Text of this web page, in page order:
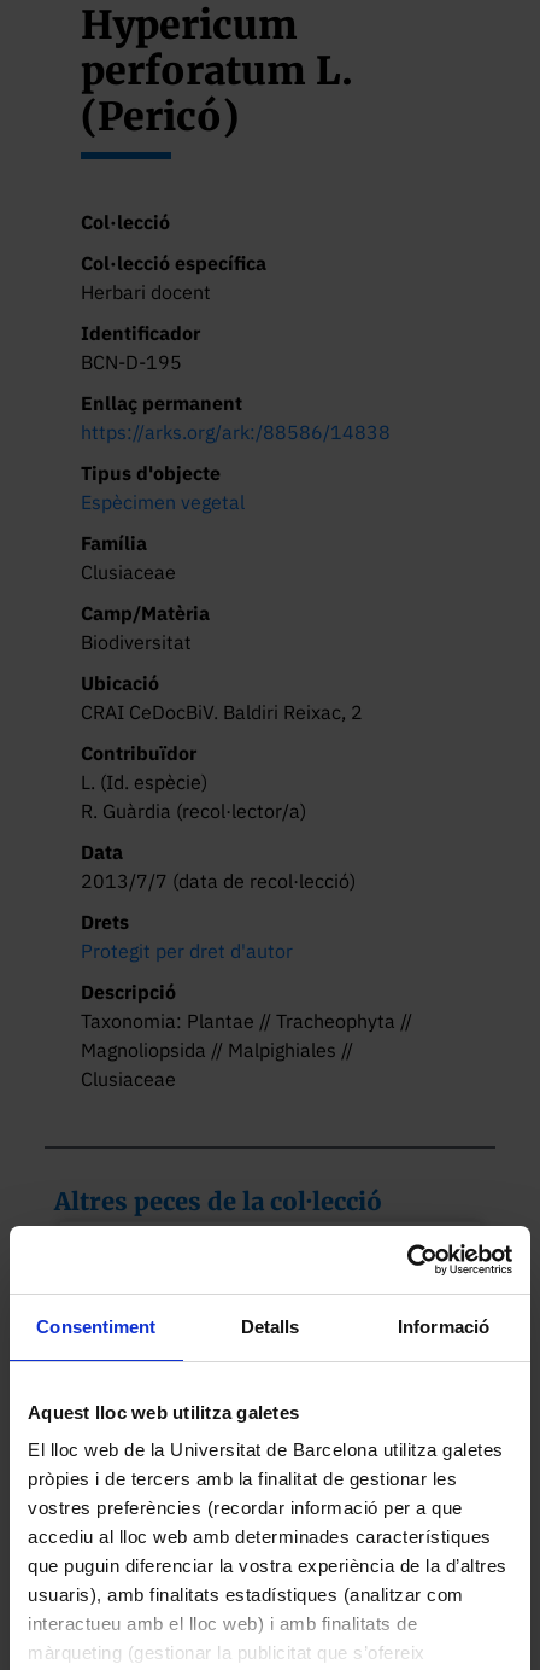
Consentiment Detalls Informació
Aquest lloc web utilitza galetes
El lloc web de la Universitat de Barcelona utilitza galetes
pròpies i de tercers amb la finalitat de gestionar les
vostres preferències (recordar informació per a que
accediu al lloc web amb determinades característiques
que puguin diferenciar la vostra experiència de la d’altres
usuaris), amb finalitats estadístiques (analitzar com
interactueu amb el lloc web) i amb finalitats de
màrqueting (gestionar la publicitat que s’ofereix
Hypericum
perforatum L.
(Pericó)
Col·lecció
Col·lecció específica
Herbari docent
Identificador
BCN-D-195
Enllaç permanent
https://arks.org/ark:/88586/14838
Tipus d'objecte
Espècimen vegetal
Família
Clusiaceae
Camp/Matèria
Biodiversitat
Ubicació
CRAI CeDocBiV. Baldiri Reixac, 2
Contribuïdor
L. (Id. espècie)
R. Guàrdia (recol·lector/a)
Data
2013/7/7 (data de recol·lecció)
Drets
Protegit per dret d'autor
Descripció
Taxonomia: Plantae // Tracheophyta //
Magnoliopsida // Malpighiales //
Clusiaceae
Altres peces de la col·lecció
Helianthus annuus L. (Gira-sol)
2015